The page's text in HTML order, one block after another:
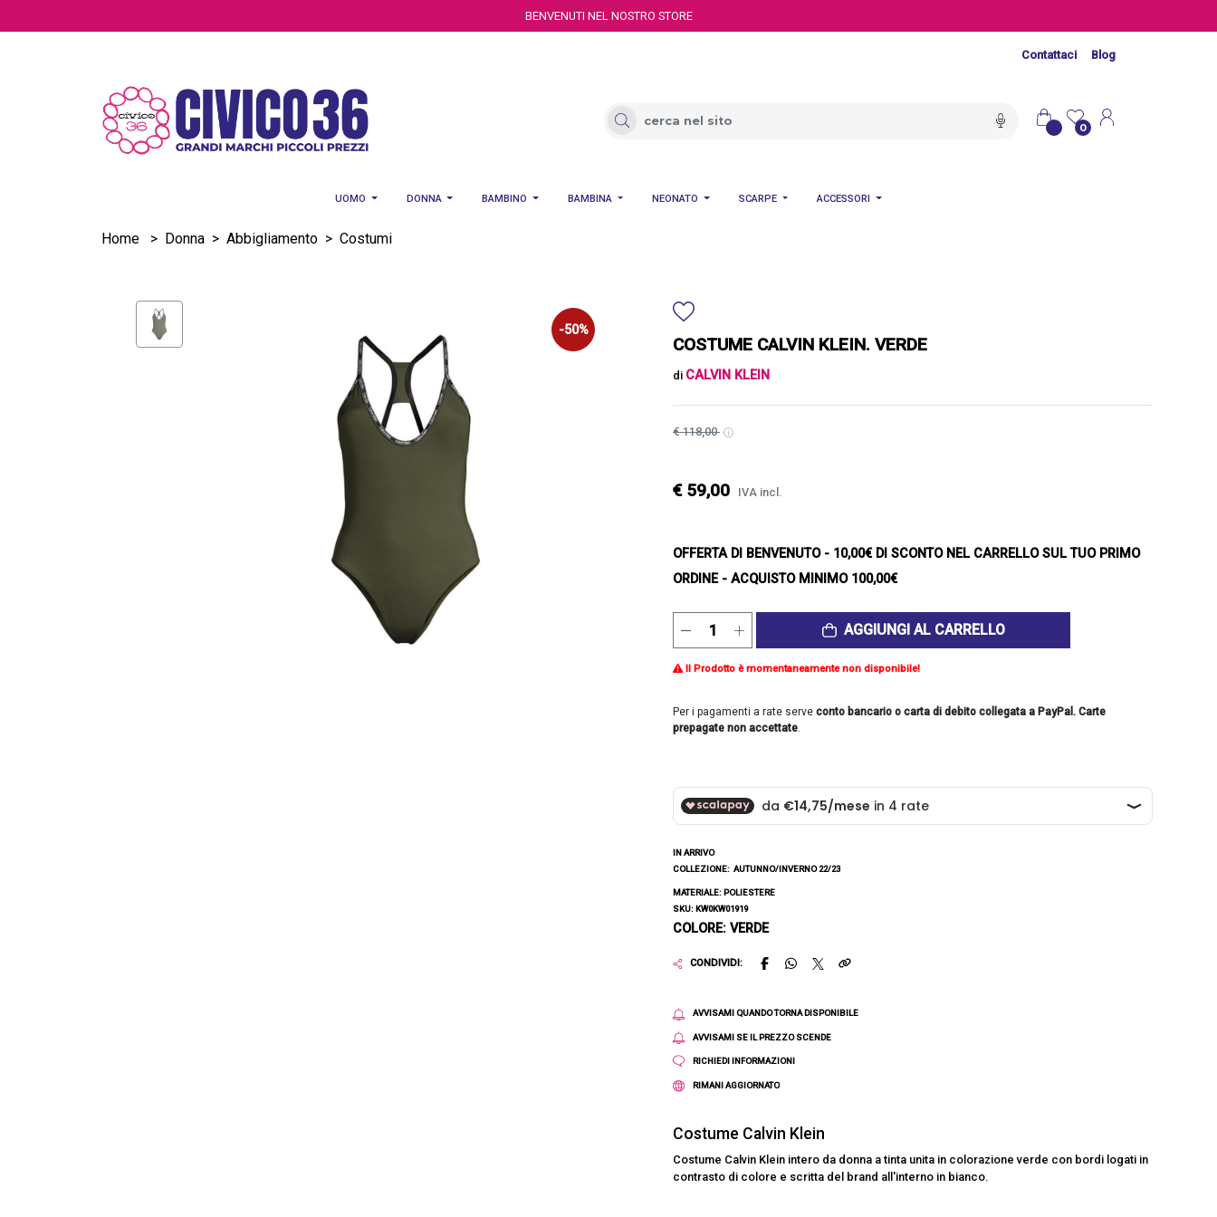
BENVENUTI NEL NOSTRO STORE
Contattaci Blog
0
UOMO DONNA BAMBINO BAMBINA NEONATO SCARPE ACCESSORI
Home > Donna > Abbigliamento > Costumi
-50%
COSTUME CALVIN KLEIN. VERDE
di CALVIN KLEIN
€ 118,00
€ 59,00 IVA incl.
OFFERTA DI BENVENUTO- 10,00€ DI SCONTO NEL CARRELLO SUL TUO PRIMO
ORDINE - ACQUISTO MINIMO 100,00€
AGGIUNGI AL CARRELLO
Il Prodotto è momentaneamente non disponibile!
Per i pagamenti a rate serve conto bancario o carta di debito collegata a PayPal. Carte
prepagate non accettate.
IN ARRIVO
COLLEZIONE: AUTUNNO/INVERNO 22/23
MATERIALE: POLIESTERE
SKU: KW0KW01919
COLORE: VERDE
CONDIVIDI:
AVVISAMI QUANDO TORNA DISPONIBILE
AVVISAMI SE IL PREZZO SCENDE
RICHIEDI INFORMAZIONI
RIMANI AGGIORNATO
Costume Calvin Klein
Costume Calvin Klein intero da donna a tinta unita in colorazione verde con bordi logati in
contrasto di colore e scritta del brand all'interno in bianco.